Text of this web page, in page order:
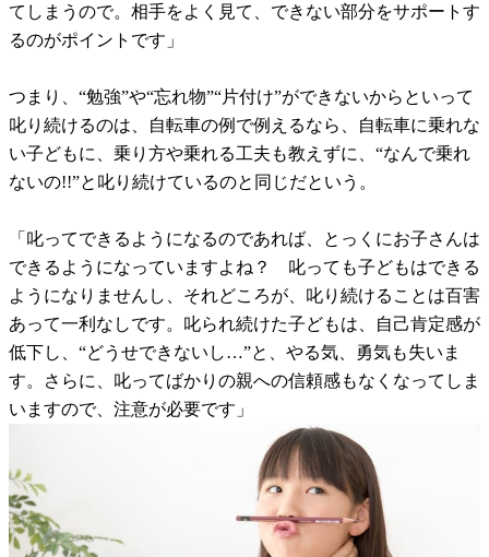
てしまうので。相手をよく見て、できない部分をサポートす
るのがポイントです」
つまり、“勉強”や“忘れ物”“片付け”ができないからといって
叱り続けるのは、自転車の例で例えるなら、自転車に乗れな
い子どもに、乗り方や乗れる工夫も教えずに、“なんで乗れ
ないの!!”と叱り続けているのと同じだという。
「叱ってできるようになるのであれば、とっくにお子さんは
できるようになっていますよね？ 叱っても子どもはできる
ようになりませんし、それどころが、叱り続けることは百害
あって一利なしです。叱られ続けた子どもは、自己肯定感が
低下し、“どうせできないし…”と、やる気、勇気も失いま
す。さらに、叱ってばかりの親への信頼感もなくなってしま
いますので、注意が必要です」